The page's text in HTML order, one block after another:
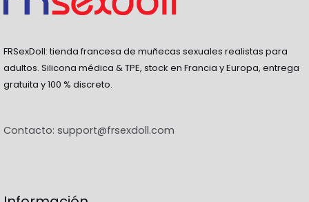
FRSexDoll: tienda francesa de muñecas sexuales realistas para
adultos. Silicona médica & TPE, stock en Francia y Europa, entrega
gratuita y 100 % discreto.
Contacto: support@frsexdoll.com